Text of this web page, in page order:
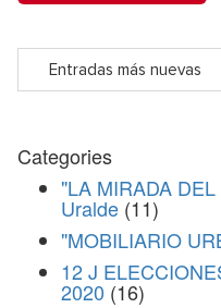
Entradas más nuevas
Categories
"LA MIRADA
Uralde (11)
"MOBILIARIO
12 J
2020 (16)